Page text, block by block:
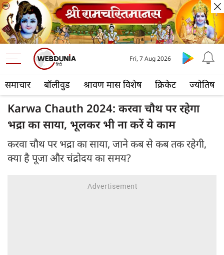
समाचार बॉलीवुड श्रावण मास विशेष क्रिकेट ज्योतिष
Fri, 7 Aug 2026
Karwa Chauth 2024: करवा चौथ पर रहेगा
भद्रा का साया, भूलकर भी ना करें ये काम
करवा चौथ पर भद्रा का साया, जाने कब से कब तक रहेगी,
क्या है पूजा और चंद्रोदय का समय?